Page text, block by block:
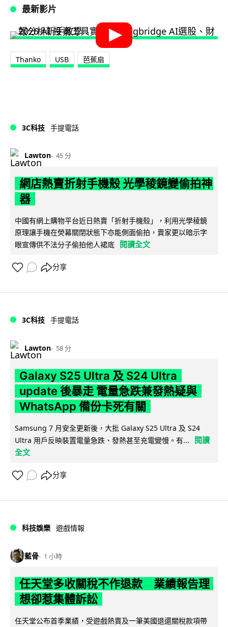
最新影片
Thanko USB 芭蕉扇
3C科技 手提電話
Lawton 45 分
網店熱賣折射手機殼 光學稜鏡變偷拍神
器
中國有網上購物平台近日熱賣「折射手機殼」，利用光學稜鏡
原理讓手機在熒幕關閉狀態下亦能側面偷拍，賣家更以暗示字
眼宣傳供不法分子偷拍他人裙底 閱讀全文
分享
3C科技 手提電話
Lawton 58 分
Galaxy S25 Ultra 及 S24 Ultra
update 後暴走 電量急跌兼發熱疑與
WhatsApp 備份卡死有關
Samsung 7 月安全更新後，大批 Galaxy S25 Ultra 及 S24
Ultra 用戶反映裝置電量急跌、發熱甚至充電變慢。有...
閱讀
全文
分享
科技娛樂 遊戲情報
藍骨 1 小時
任天堂多收關稅不作退款 業績報告理
想卻惹集體訴訟
任天堂公布首季業績，受遊戲熱賣及一筆美國退還關稅款項帶